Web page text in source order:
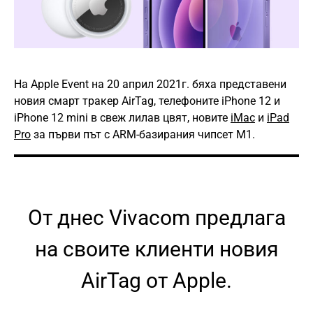
На Apple Event на 20 април 2021г. бяха представени
новия смарт тракер AirTag, телефоните iPhone 12 и
iPhone 12 mini в свеж лилав цвят, новите iMac и iPad
Pro за първи път с ARM-базирания чипсет M1.
От днес Vivacom предлага
на своите клиенти новия
AirTag от Apple.